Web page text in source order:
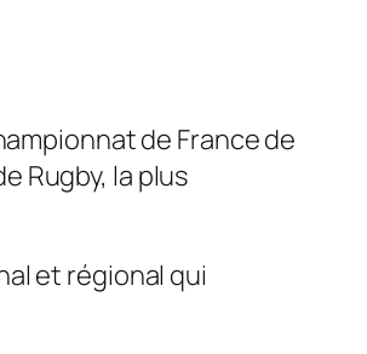
de France de
Rugby, la plus
et régional qui